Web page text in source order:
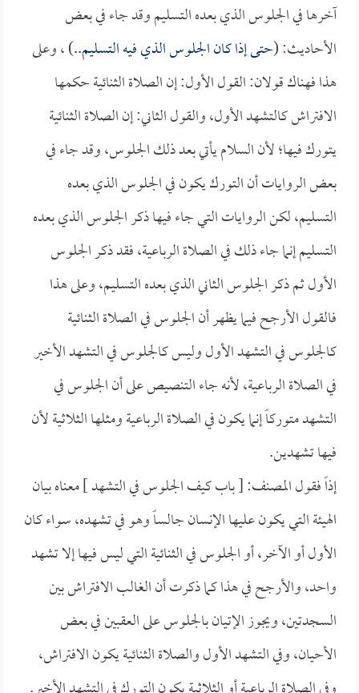
آخرها في الجلوس الذي بعده التسليم وقد جاء في بعض
الأحاديث: (حتى إذا كان الجلوس الذي فيه التسليم..) ، وعلى
هذا فهناك قولان: القول الأول: إن الصلاة الثنائية حكمها
الافتراش كالتشهد الأول، والقول الثاني: إن الصلاة الثنائية
يتورك فيها؛ لأن السلام يأتي بعد ذلك الجلوس، وقد جاء في
بعض الروايات أن التورك يكون في الجلوس الذي بعده
التسليم، لكن الروايات التي جاء فيها ذكر الجلوس الذي بعده
التسليم إنما جاء ذلك في الصلاة الرباعية، فقد ذكر الجلوس
الأول ثم ذكر الجلوس الثاني الذي بعده التسليم، وعلى هذا
فالقول الأرجح فيما يظهر أن الجلوس في الصلاة الثنائية
كالجلوس في التشهد الأول وليس كالجلوس في التشهد الأخير
في الصلاة الرباعية، لأنه جاء التنصيص على أن الجلوس في
التشهد متوركاً إنما يكون في الصلاة الرباعية ومثلها الثلاثية لأن
فيها تشهدين.
إذاً فقول المصنف: [ باب كيف الجلوس في التشهد ] معناه بيان
الهيئة التي يكون عليها الإنسان جالساً وهو في تشهده، سواء كان
الأول أو الآخر، أو الجلوس في الثنائية التي ليس فيها إلا تشهد
واحد، والأرجح في هذا كما ذكرت أن الغالب الافتراش بين
السجدتين، ويجوز الإتيان بالجلوس على العقبين في بعض
الأحيان، وفي التشهد الأول والصلاة الثنائية يكون الافتراش،